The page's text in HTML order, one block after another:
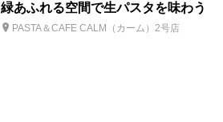
緑あふれる空間で生パスタを味わう
PASTA＆CAFE CALM（カーム）2号店